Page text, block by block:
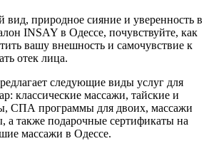
вид, природное сияние и уверенность в
INSAY в Одессе, почувствуйте, как
вашу внешность и самочувствие к
отек лица.
следующие виды услуг для
классические массажи, тайские и
СПА программы для двоих, массажи
а также подарочные сертификаты на
массажи в Одессе.